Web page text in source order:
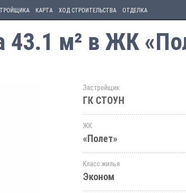
КАРТА ХОД СТРОИТЕЛЬСТВА ОТДЕЛКА
43.1 м² в ЖК
Застройщик
ГК СТОУН
ЖК
«Полет»
Класс жилья
Эконом